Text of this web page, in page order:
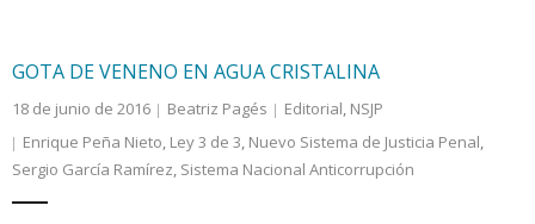
GOTA DE VENENO EN AGUA CRISTALINA
18 de junio de 2016 Beatriz Pagés Editorial, NSJP
Enrique Peña Nieto, Ley 3 de 3, Nuevo Sistema de Justicia Penal,
Sergio García Ramírez, Sistema Nacional Anticorrupción